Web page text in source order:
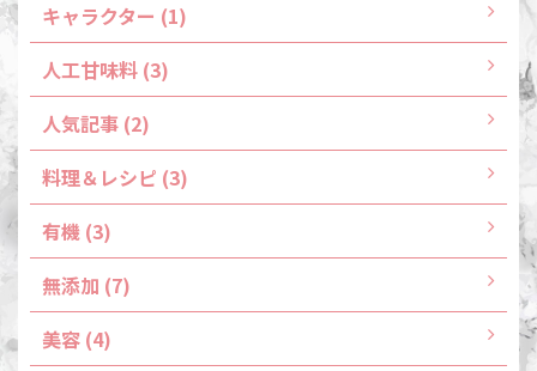
キャラクター (1)
人工甘味料 (3)
人気記事 (2)
料理＆レシピ (3)
有機 (3)
無添加 (7)
美容 (4)